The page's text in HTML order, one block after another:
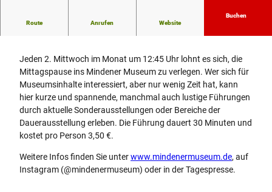
Route Anrufen Website
Buchen
Jeden 2. Mittwoch im Monat um 12:45 Uhr lohnt es sich, die
Mittagspause ins Mindener Museum zu verlegen. Wer sich für
Museumsinhalte interessiert, aber nur wenig Zeit hat, kann
hier kurze und spannende, manchmal auch lustige Führungen
durch aktuelle Sonderausstellungen oder Bereiche der
Dauerausstellung erleben. Die Führung dauert 30 Minuten und
kostet pro Person 3,50 €.
Weitere Infos finden Sie unterwww.mindenermuseum.de, auf
Instagram (@mindenermuseum) oder in der Tagespresse.